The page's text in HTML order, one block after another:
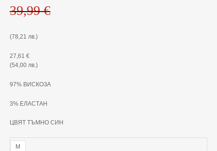
39,99€
(78,21 лв.)
27,61 €
(54,00 лв.)
97% ВИСКОЗА
3% ЕЛАСТАН
ЦВЯТ ТЪМНО СИН
M